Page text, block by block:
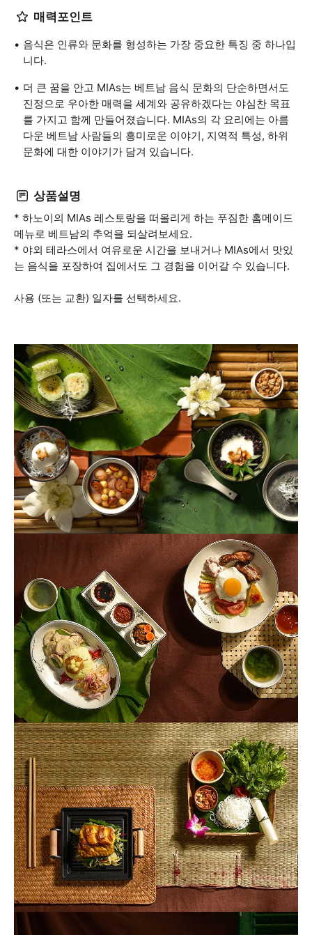
매력포인트
음식은 인류와 문화를 형성하는 가장 중요한 특징 중 하나입
니다.
더 큰 꿈을 안고 MIAs는 베트남 음식 문화의 단순하면서도
진정으로 우아한 매력을 세계와 공유하겠다는 야심찬 목표
를 가지고 함께 만들어졌습니다. MIAs의 각 요리에는 아름
다운 베트남 사람들의 흥미로운 이야기, 지역적 특성, 하위
문화에 대한 이야기가 담겨 있습니다.
상품설명
* 하노이의 MIAs 레스토랑을 떠올리게 하는 푸짐한 홈메이드
메뉴로 베트남의 추억을 되살려보세요.
* 야외 테라스에서 여유로운 시간을 보내거나 MIAs에서 맛있
는 음식을 포장하여 집에서도 그 경험을 이어갈 수 있습니다.
사용 (또는 교환) 일자를 선택하세요.